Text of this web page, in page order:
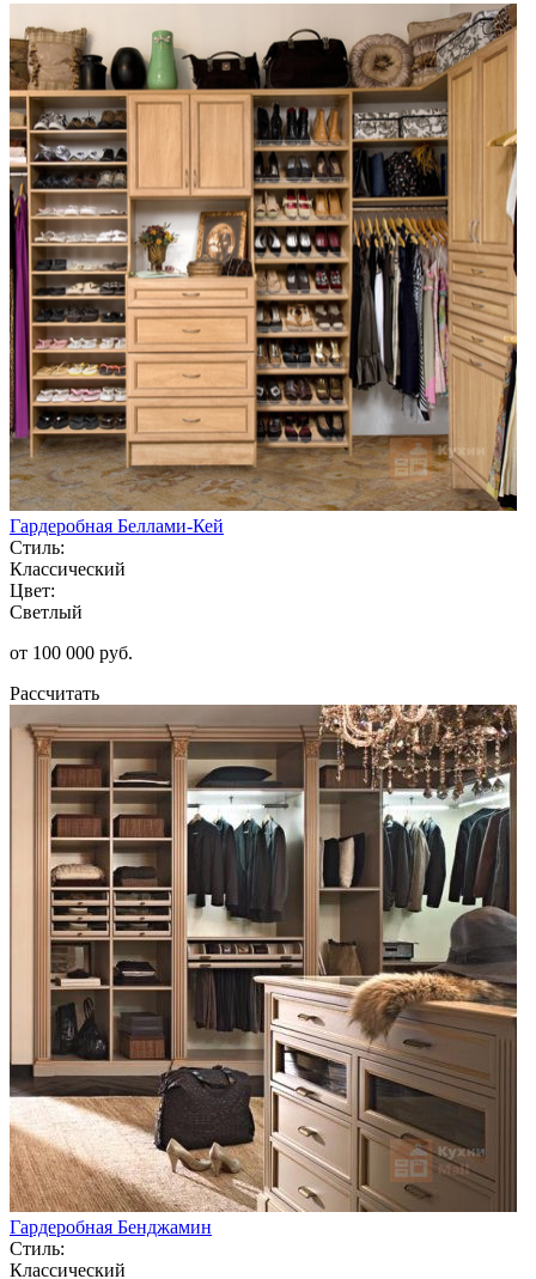
Гардеробная Беллами-Кей
Стиль:
Классический
Цвет:
Светлый
от 100 000 руб.
Рассчитать
Гардеробная Бенджамин
Стиль:
Классический